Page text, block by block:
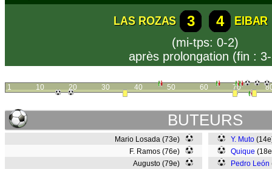
LAS ROZAS 3 4
EIBAR
(mi-tps: 0-2)
après prolongation (fin :
1 10 20 30 40 50 60 70
BUTEURS
Mario Losada (73e)
F. Ramos (76e)
Augusto (79e)
Y. Muto
Quique
Pedro León